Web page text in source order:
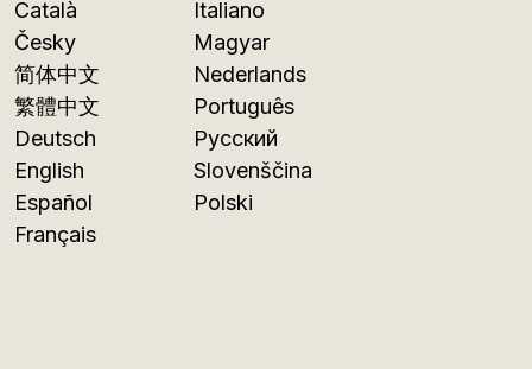
Català
Česky
简体中文
繁體中文
Deutsch
English
Español
Français
Italiano
Magyar
Nederlands
Português
Русский
Slovenščina
Polski